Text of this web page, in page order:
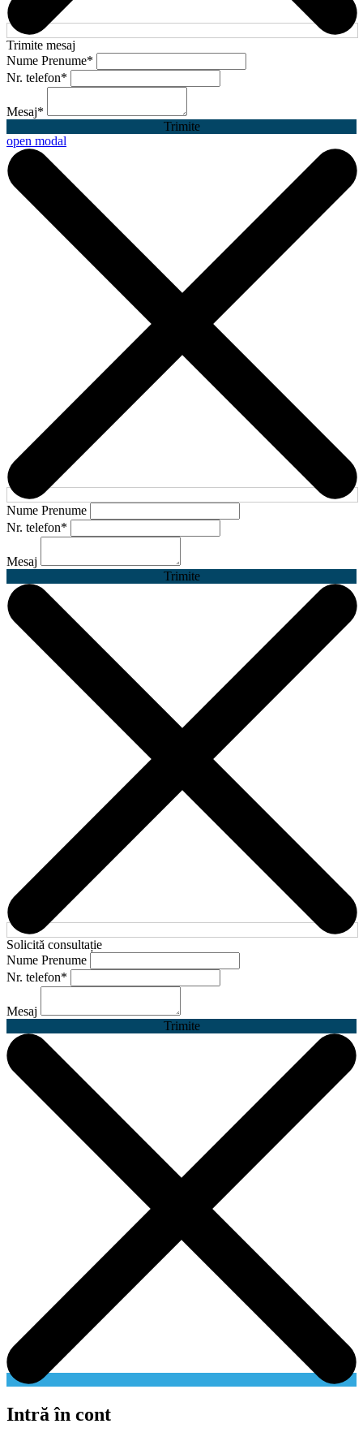
Trimite mesaj
Nume Prenume*
Nr. telefon*
Mesaj*
Trimite
open modal
Nume Prenume
Nr. telefon*
Mesaj
Trimite
Solicită consultație
Nume Prenume
Nr. telefon*
Mesaj
Trimite
Intră în cont